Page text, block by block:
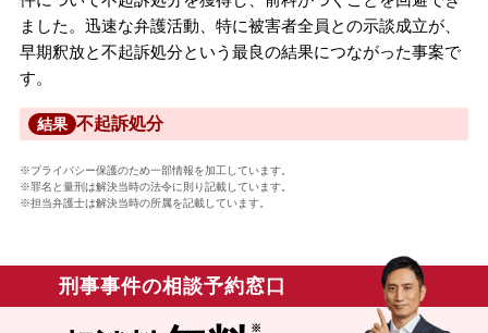
ました。迅速な弁護活動、特に被害者全員との示談成立が、
早期釈放と不起訴処分という最良の結果につながった事案で
す。
結果 不起訴処分
※プライバシー保護のため一部情報を加工しています。
※罪名と量刑は解決当時の法令に則り記載しています。
※担当弁護士は解決当時の所属を記載しています。
刑事事件の相談予約窓口